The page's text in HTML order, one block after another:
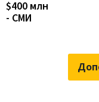
$400 млн
- СМИ